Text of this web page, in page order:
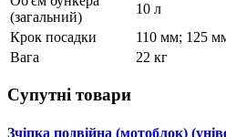
(загальний)
10 л
Крок посадки
110 мм; 125
Вага
22 кг
Супутні товари
Зчіпка подвійна (мотоблок)